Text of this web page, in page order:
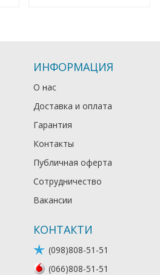
ИНФОРМАЦИЯ
О нас
Доставка и оплата
Гарантия
Контакты
Публичная оферта
Сотрудничество
Вакансии
КОНТАКТИ
(098)808-51-51
(066)808-51-51